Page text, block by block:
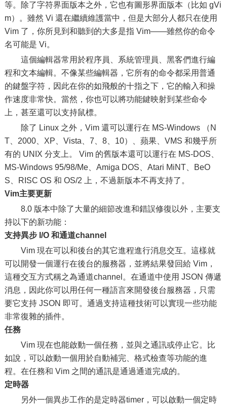
等。除了字符界面版本之外，它也有圖形界面版本（比如 gVi
m）。雖然 Vi 還在繼續維護當中，但是大部分人都只在使用
Vim 了，你所見到和聽到的大多是指 Vim——雖然你的命令
名可能是 Vi。
這個編輯器常用於程序員、系統管理員、黑客們進行編
程和文本編輯。不像某些編輯器，它所有的命令都采用普通
的鍵盤字符，因此在你的如飛般的十指之下，它的輸入和操
作速度非常快。當然，你也可以將功能鍵映射到某些命令
上，甚至還可以支持鼠標。
除了 Linux 之外，Vim 還可以運行在 MS-Windows （N
T、2000、XP、Vista、7、8、10）、蘋果、VMS 和幾乎所
有的 UNIX 分支上。 Vim 的舊版本還可以運行在 MS-DOS、
MS-Windows 95/98/Me、Amiga DOS、Atari MiNT、BeO
S、RISC OS 和 OS/2 上，不過新版本不再支持了。
Vim主要更新
8.0 版本中除了大量的細節改進和錯誤修復以外，主要支
持以下的新功能：
支持異步 I/O 和通道channel
Vim 現在可以和後台的其它進程進行消息交互。這樣就
可以開發一個運行在後台的服務器，並將結果發回給 Vim，
這種交互方式稱之為通道channel。在通道中使用 JSON 傳遞
消息，因此你可以用任何一種語言來開發後台服務器，只需
要它支持 JSON 即可。通過支持這種技術可以實現一些功能
非常復雜的插件。
任務
Vim 現在也能啟動一個任務，並與之通訊或停止它。比
如說，可以啟動一個用於自動補完、格式檢查等功能的進
程。在任務和 Vim 之間的通訊是通過通道完成的。
定時器
另外一個異步工作的是定時器timer，可以啟動一個定時